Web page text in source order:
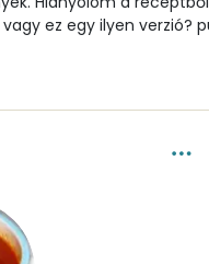
ez egy ilyen verzió?